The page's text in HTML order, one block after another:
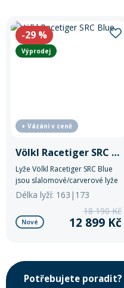
-29 %
Výprodej
+ Vázání v ceně
Völkl Racetiger SRC Blue
Lyže Völkl Racetiger SRC Blue
jsou slalomové/carverové lyže
pro pokročilé lyžaře.
Délka lyží: 163|173
Nové
18 190 Kč
12 899 Kč
Potřebujete poradit?